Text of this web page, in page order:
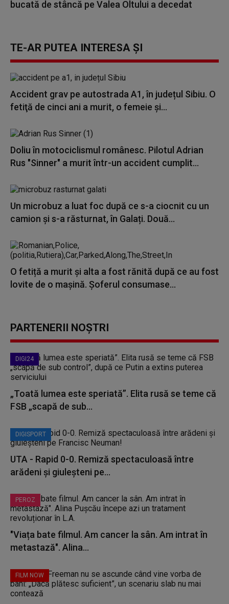
bucată de stâncă pe Valea Oltului a decedat
TE-AR PUTEA INTERESA ȘI
Accident grav pe autostrada A1, în județul Sibiu. O
fetiţă de cinci ani a murit, o femeie și...
Doliu în motociclismul românesc. Pilotul Adrian
Rus "Sinner" a murit într-un accident cumplit...
Un microbuz a luat foc după ce s-a ciocnit cu un
camion și s-a răsturnat, în Galați. Două...
O fetiță a murit și alta a fost rănită după ce au fost
lovite de o mașină. Şoferul consumase...
PARTENERII NOȘTRI
DIGI24
„Toată lumea este speriată”. Elita rusă se teme că
FSB „scapă de sub...
DIGISPORT
UTA - Rapid 0-0. Remiză spectaculoasă între
arădeni și giuleșteni pe...
PEROZ
"Viața bate filmul. Am cancer la sân. Am intrat în
metastază". Alina...
FILM NOW